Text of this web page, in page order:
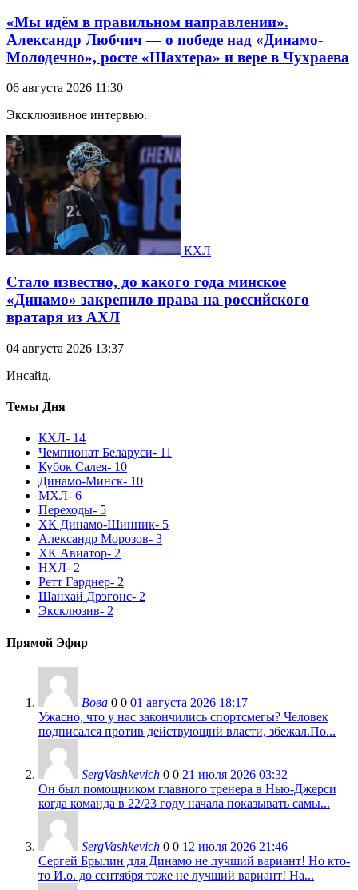
«Мы идём в правильном направлении».
Александр Любчич — о победе над «Динамо-
Молодечно», росте «Шахтера» и вере в Чухраева
06 августа 2026 11:30
Эксклюзивное интервью.
КХЛ
Стало известно, до какого года минское
«Динамо» закрепило права на российского
вратаря из АХЛ
04 августа 2026 13:37
Инсайд.
Темы Дня
КХЛ- 14
Чемпионат Беларуси- 11
Кубок Салея- 10
Динамо-Минск- 10
МХЛ- 6
Переходы- 5
ХК Динамо-Шинник- 5
Александр Морозов- 3
ХК Авиатор- 2
НХЛ- 2
Ретт Гарднер- 2
Шанхай Дрэгонс- 2
Эксклюзив- 2
Прямой Эфир
Вова 0 0 01 августа 2026 18:17
Ужасно, что у нас закончились спортсмегы? Человек
подписался против действующнй власти, збежал.По...
SergVashkevich 0 0 21 июля 2026 03:32
Он был помощником главного тренера в Нью-Джерси
когда команда в 22/23 году начала показывать самы...
SergVashkevich 0 0 12 июля 2026 21:46
Сергей Брылин для Динамо не лучший вариант! Но кто-
то И.о. до сентября тоже не лучший вариант! На...